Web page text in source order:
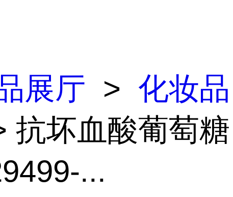
展厅 > 化妆品
抗坏血酸葡萄糖
...